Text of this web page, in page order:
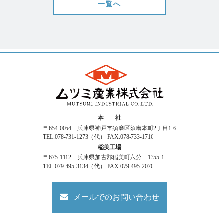
一覧へ
本 社
〒654-0054 兵庫県神戸市須磨区須磨本町2丁目1-6
TEL.078-731-1273（代） FAX.078-733-1716
稲美工場
〒675-1112 兵庫県加古郡稲美町六分―1355-1
TEL.079-495-3134（代） FAX.079-495-2070
メールでのお問い合わせ